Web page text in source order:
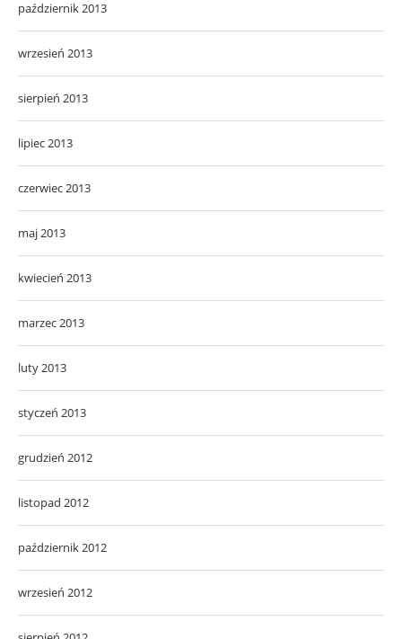
październik 2013
wrzesień 2013
sierpień 2013
lipiec 2013
czerwiec 2013
maj 2013
kwiecień 2013
marzec 2013
luty 2013
styczeń 2013
grudzień 2012
listopad 2012
październik 2012
wrzesień 2012